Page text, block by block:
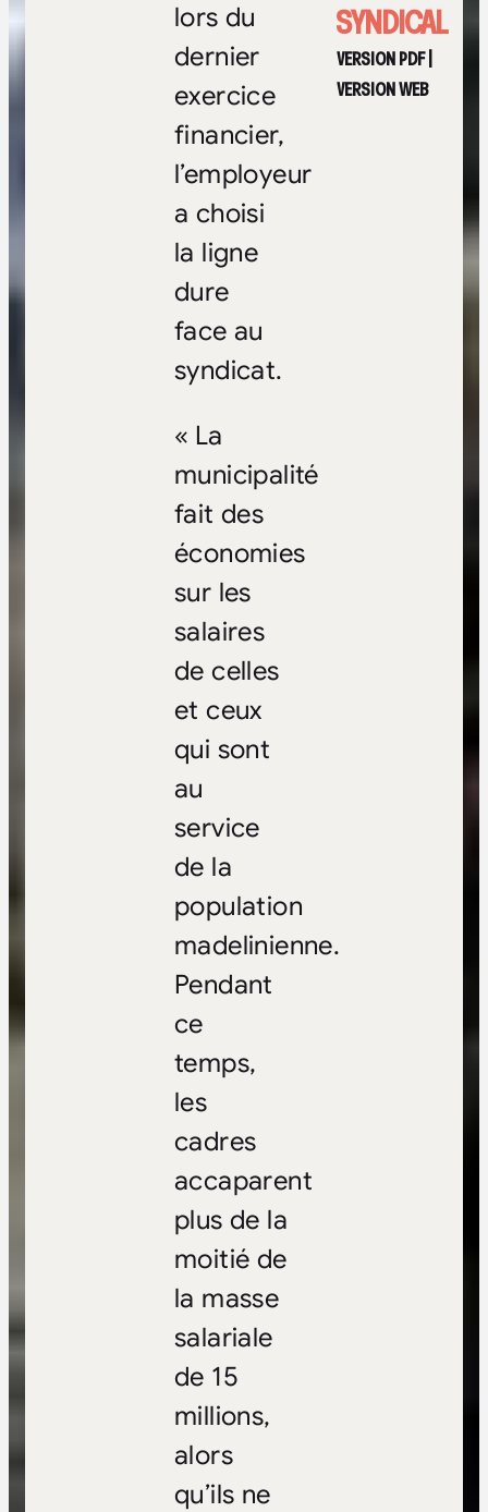
SYNDICAL
VERSION PDF|
VERSION WEB
lors du
dernier
exercice
financier,
l’employeur
a choisi
la ligne
dure
face au
syndicat.
« La
municipalité
fait des
économies
sur les
salaires
de celles
et ceux
qui sont
au
service
de la
population
madelinienne.
Pendant
ce
temps,
les
cadres
accaparent
plus de la
moitié de
la masse
salariale
de 15
millions,
alors
qu’ils ne